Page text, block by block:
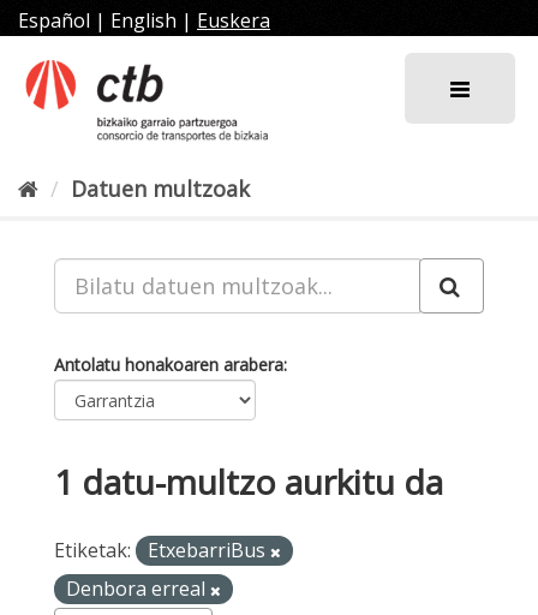
Joan
edukira
Español | English | Euskera
Datuen multzoak
Antolatu honakoaren arabera
1 datu-multzo aurkitu da
Etiketak:
EtxebarriBus
Denbora erreal